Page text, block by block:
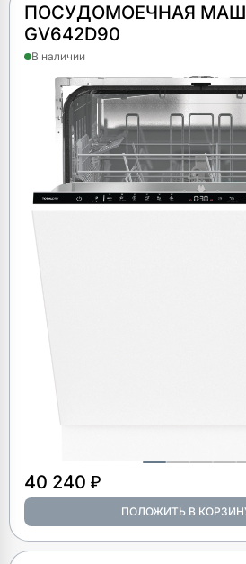
ПОСУДОМОЕЧНАЯ
GV642D90
В наличии
40 240 ₽